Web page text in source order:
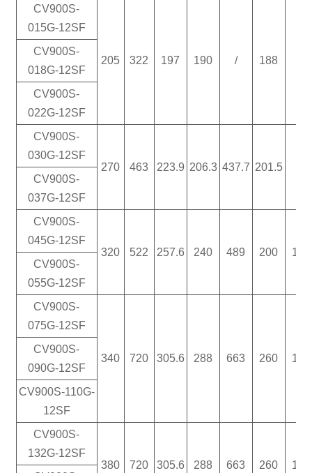
CV900S-
015G-12SF
205 322 197 190 / 188
CV900S-
018G-12SF
CV900S-
022G-12SF
CV900S-
030G-12SF
270
463 223.9 206.3 437.7 201.5
CV900S-
037G-12SF
CV900S-
045G-12SF
320
522 257.6 240 489 200
100
CV900S-
055G-12SF
CV900S-
075G-12SF
340 720 305.6 288 663 260 130
CV900S-
090G-12SF
CV900S-110G-
12SF
CV900S-
132G-12SF
380
720 305.6 288 663 260
130